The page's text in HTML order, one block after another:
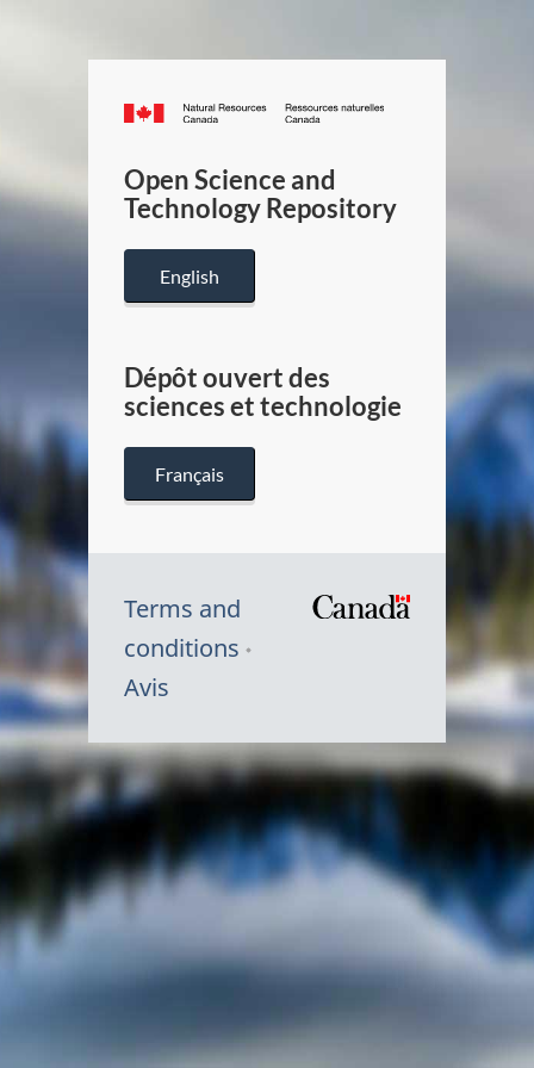
Canada.ca
/
Canada
Open Science and
Technology Repository
English
Dépôt ouvert des
sciences et technologie
Français
Terms and
conditions
Avis
Symbole
du
Canada